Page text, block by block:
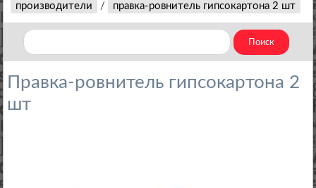
производители / правка-ровнитель гипсокартона 2 шт
Правка-ровнитель гипсокартона 2
шт